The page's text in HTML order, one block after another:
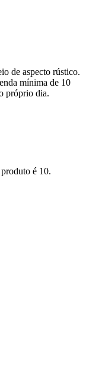
de aspecto rústico.
mínima de 10
próprio dia.
é 10.